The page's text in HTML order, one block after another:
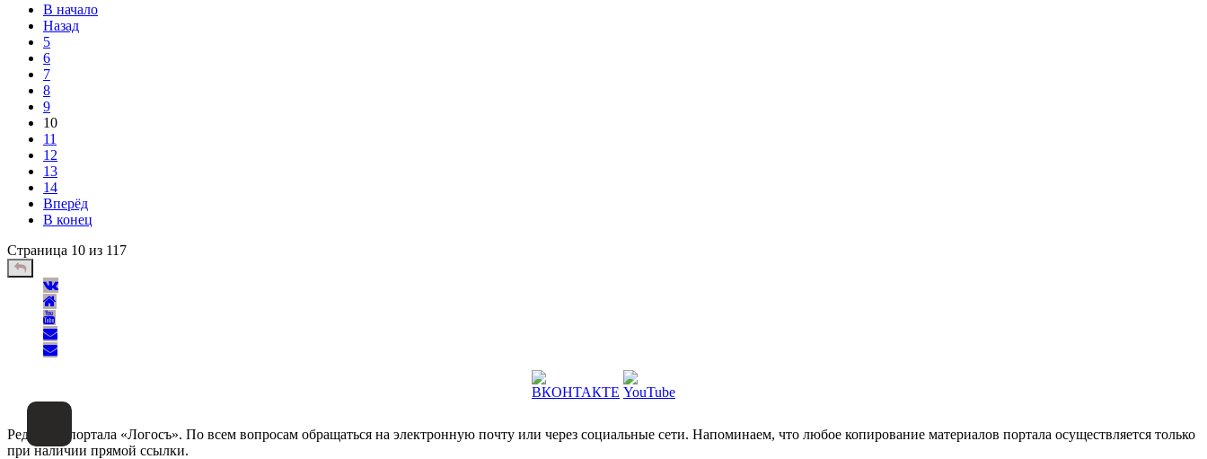
В начало
Назад
5
6
7
8
9
10
11
12
13
14
Вперёд
В конец
Страница 10 из 117
Редакция портала «Логосъ». По всем вопросам обращаться на электронную почту или через социальные сети. Напоминаем, что любое копирование материалов портала осуществляется только
при наличии прямой ссылки.